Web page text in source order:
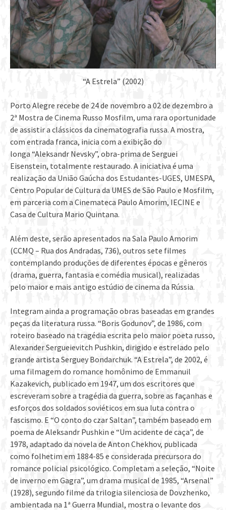
“A Estrela” (2002)
Porto Alegre recebe de 24 de novembro a 02 de dezembro a
2ª Mostra de Cinema Russo Mosfilm, uma rara oportunidade
de assistir a clássicos da cinematografia russa. A mostra,
com entrada franca, inicia com a exibição do
longa “Aleksandr Nevsky”, obra-prima de Serguei
Eisenstein, totalmente restaurado. A iniciativa é uma
realização da União Gaúcha dos Estudantes-UGES, UMESPA,
Centro Popular de Cultura da UMES de São Paulo e Mosfilm,
em parceria com a Cinemateca Paulo Amorim, IECINE e
Casa de Cultura Mario Quintana.
Além deste, serão apresentados na Sala Paulo Amorim
(CCMQ – Rua dos Andradas, 736), outros sete filmes
contemplando produções de diferentes épocas e gêneros
(drama, guerra, fantasia e comédia musical), realizadas
pelo maior e mais antigo estúdio de cinema da Rússia.
Integram ainda a programação obras baseadas em grandes
peças da literatura russa. “Boris Godunov”, de 1986, com
roteiro baseado na tragédia escrita pelo maior poeta russo,
Alexander Sergueievitch Pushkin, dirigido e estrelado pelo
grande artista Serguey Bondarchuk. “A Estrela”, de 2002, é
uma filmagem do romance homônimo de Emmanuil
Kazakevich, publicado em 1947, um dos escritores que
escreveram sobre a tragédia da guerra, sobre as façanhas e
esforços dos soldados soviéticos em sua luta contra o
fascismo. E “O conto do czar Saltan”, também baseado em
poema de Aleksandr Pushkin e “Um acidente de caça”, de
1978, adaptado da novela de Anton Chekhov, publicada
como folhetim em 1884-85 e considerada precursora do
romance policial psicológico. Completam a seleção, “Noite
de inverno em Gagra”, um drama musical de 1985, “Arsenal”
(1928), segundo filme da trilogia silenciosa de Dovzhenko,
ambientada na 1ª Guerra Mundial, mostra o levante dos